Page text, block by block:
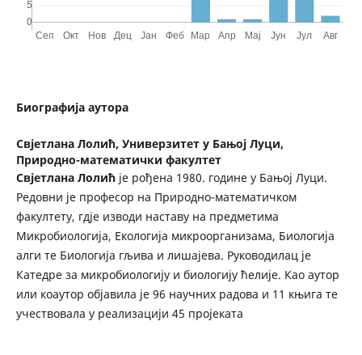
Биографија аутора
Свјетлана Лолић, Универзитет у Бањој Луци,
Природно-математички факултет
Свјетлана Лолићје рођена 1980. године у Бањој Луци.
Редовни је професор на Природно-математичком
факултету, гдје изводи наставу на предметима
Микробиологија, Екологија микроорганизама, Биологија
алги те Биологија гљива и лишајева. Руководилац је
Катедре за микробиологију и биологију ћелије. Као аутор
или коаутор објавила је 96 научних радова и 11 књига те
учествовала у реализацији 45 пројеката